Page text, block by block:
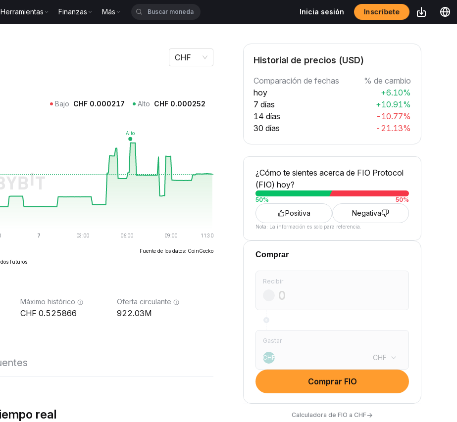
Herramientas Finanzas Más Inicia sesión Inscríbete
CHF
Bajo CHF 0.000217 Alto CHF 0.000252
Fuente de los datos: CoinGecko
futuros.
Máximo histórico
0.525866
Oferta circulante
922.03M
real
Historial de precios (USD)
Comparación de fechas
% de cambio
hoy
+6.10%
7 días
+10.91%
14 días
-10.77%
30 días
-21.13%
¿Cómo te sientes acerca de FIO Protocol
(FIO) hoy?
50% 50%
Positiva Negativa
Nota: La información es solo para referencia.
Comprar
Recibir
Gastar
CHF CHF
Comprar FIO
Calculadora de FIO a CHF→